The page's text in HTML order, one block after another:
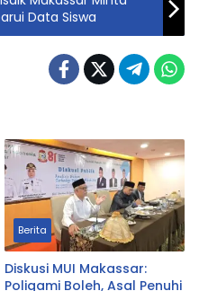
Data Siswa
Berita
Diskusi MUI Makassar:
Poligami Boleh, Asal Penuhi